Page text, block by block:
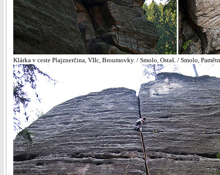
Klárka v ceste Plajznerčina, VIIc, Broumovky. / Smolo, Ostaš. / Smolo,